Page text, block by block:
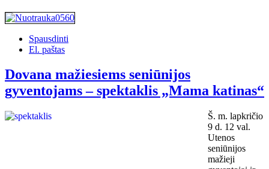
Spausdinti
El. paštas
Dovana mažiesiems seniūnijos
gyventojams – spektaklis „Mama katinas“
Š. m. lapkričio
9 d. 12 val.
Utenos
seniūnijos
mažieji